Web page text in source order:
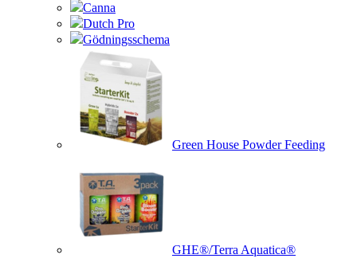
Canna
Dutch Pro
Gödningsschema
Green House Powder Feeding
GHE®/Terra Aquatica®